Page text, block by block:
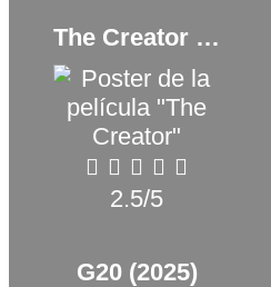
The Creator (2023)
2.5/5
G20 (2025)